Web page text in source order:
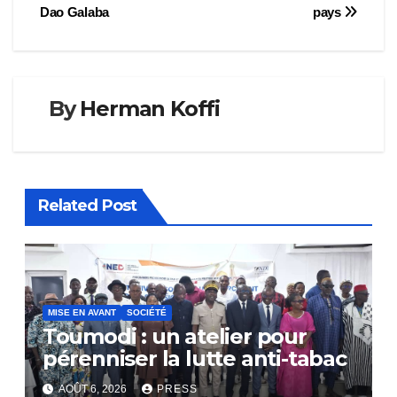
pays
Dao Galaba
ByHerman Koffi
Related Post
MISE EN AVANT SOCIÉTÉ
Toumodi : un atelier pour
pérenniser la lutte anti-tabac
AOÛT 6, 2026 PRESS